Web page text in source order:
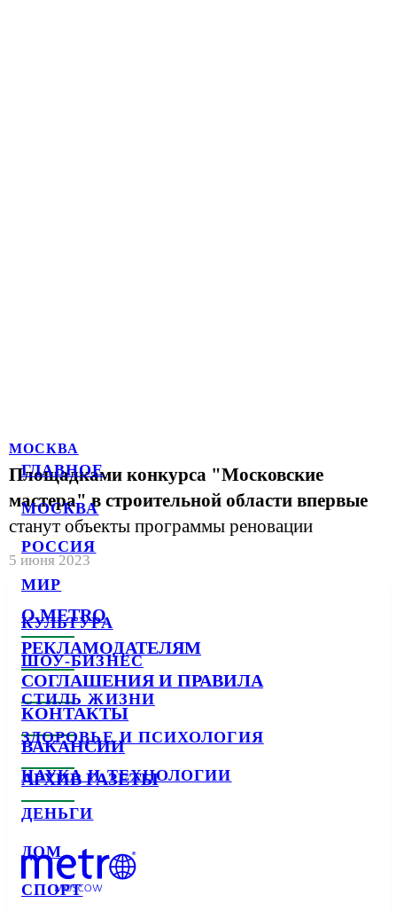
ГЛАВНОЕ
МОСКВА
РОССИЯ
МИР
КУЛЬТУРА
ШОУ-БИЗНЕС
СТИЛЬ ЖИЗНИ
ЗДОРОВЬЕ И ПСИХОЛОГИЯ
НАУКА И ТЕХНОЛОГИИ
ДЕНЬГИ
ДОМ
СПОРТ
МОСКВА
Площадками конкурса "Московские
мастера" в строительной области впервые
станут объекты программы реновации
5 июня 2023
О METRO
РЕКЛАМОДАТЕЛЯМ
СОГЛАШЕНИЯ И ПРАВИЛА
КОНТАКТЫ
ВАКАНСИИ
АРХИВ ГАЗЕТЫ